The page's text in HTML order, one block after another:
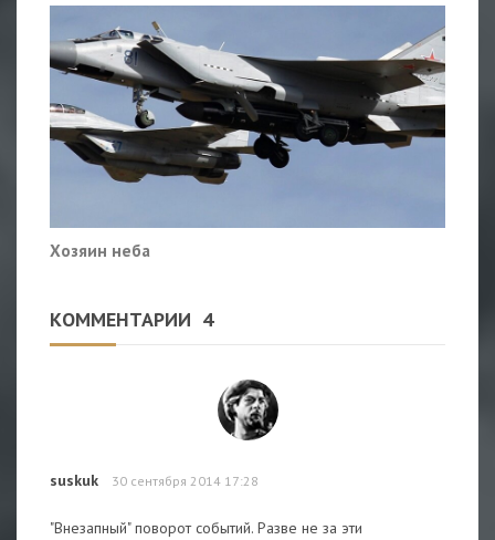
Хозяин неба
КОММЕНТАРИИ 4
suskuk 30 сентября 2014 17:28
"Внезапный" поворот событий. Разве не за эти